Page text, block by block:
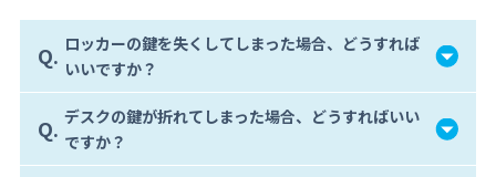
Q. ロッカーの鍵を失くしてしまった場合、どうすれば
いいですか？
Q. デスクの鍵が折れてしまった場合、どうすればいい
ですか？